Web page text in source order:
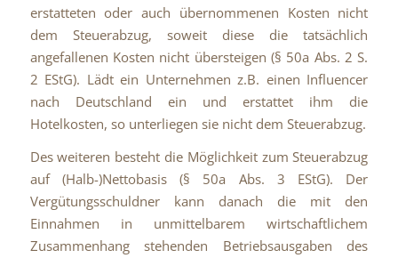
erstatteten oder auch übernommenen Kosten nicht
dem Steuerabzug, soweit diese die tatsächlich
angefallenen Kosten nicht übersteigen (§ 50a Abs. 2 S.
2 EStG). Lädt ein Unternehmen z.B. einen Influencer
nach Deutschland ein und erstattet ihm die
Hotelkosten, so unterliegen sie nicht dem Steuerabzug.
Des weiteren besteht die Möglichkeit zum Steuerabzug
auf (Halb-)Nettobasis (§ 50a Abs. 3 EStG). Der
Vergütungsschuldner kann danach die mit den
Einnahmen in unmittelbarem wirtschaftlichem
Zusammenhang stehenden Betriebsausgaben des